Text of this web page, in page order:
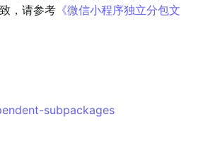
，请参考 《微信小程序独立分包文
subpackages